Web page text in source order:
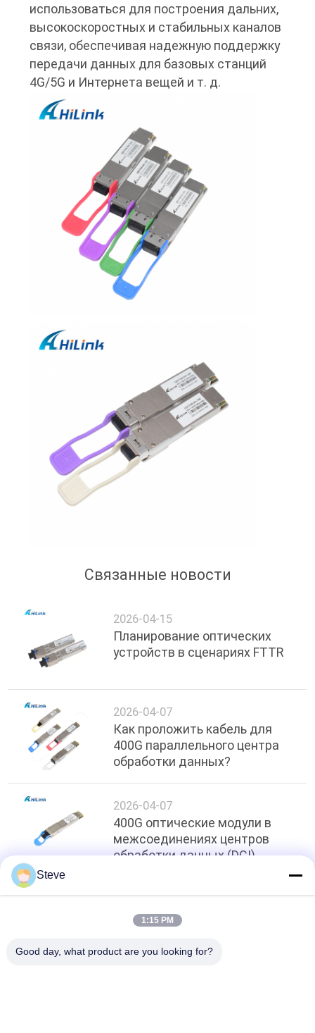
использоваться для построения дальних,
высокоскоростных и стабильных каналов
связи, обеспечивая надежную поддержку
передачи данных для базовых станций
4G/5G и Интернета вещей и т. д.
Связанные новости
2026-04-15
Планирование оптических
устройств в сценариях FTTR
2026-04-07
Как проложить кабель для
400G параллельного центра
обработки данных?
2026-04-07
400G оптические модули в
межсоединениях центров
обработки данных (DCI)
Топ
Steve
1:15 PM
Good day, what product are you looking for?